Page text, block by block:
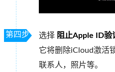
第四步 选择 阻止Apple ID验
它将删除iCloud激活
联系人，照片等。